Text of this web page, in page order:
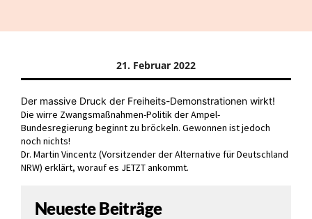
21. Februar 2022
Der massive Druck der Freiheits-Demonstrationen wirkt!
Die wirre Zwangsmaßnahmen-Politik der Ampel-
Bundesregierung beginnt zu bröckeln. Gewonnen ist jedoch
noch nichts!
Dr. Martin Vincentz(Vorsitzender derAlternative für Deutschland
NRW) erklärt, worauf es JETZT ankommt.
Neueste Beiträge